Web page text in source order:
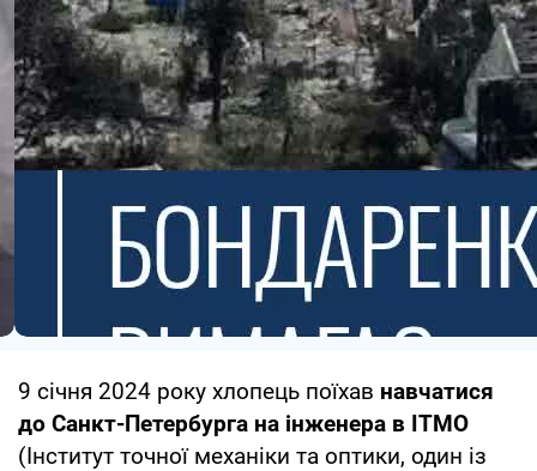
9 січня 2024 року хлопець поїхав навчатися
до Санкт-Петербурга на інженера в ІТМО
(Інститут точної механіки та оптики, один із